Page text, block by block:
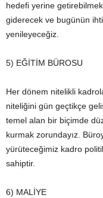
hedefi yerine
giderecek ve bugünün
yenileyeceğiz.
5) EĞİTİM BÜROSU
Her dönem nitelikli
niteliğini gün geçtikçe
temel alan bir biçimde
kurmak zorundayız.
yürüteceğimiz kadro
sahiptir.
6) MALİYE